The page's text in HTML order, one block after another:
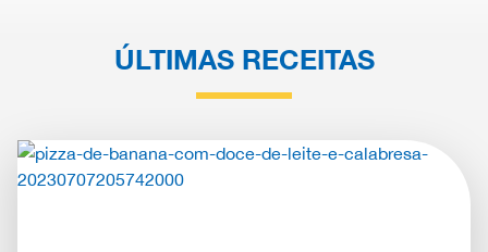
ÚLTIMAS RECEITAS